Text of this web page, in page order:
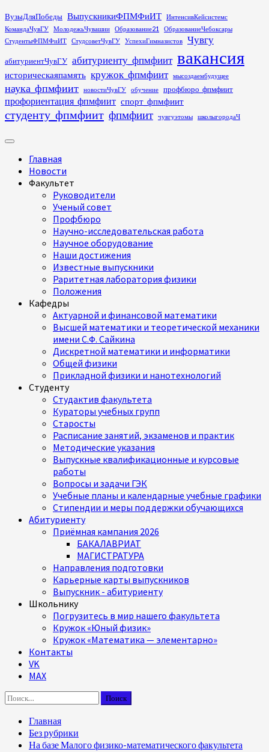
Перейти
к
содержимому
ВузыДляПобеды ВыпускникиФПМФиИТ
ИнтенсивКейсистемс
КомандаЧувГУ
МолодежьЧувашии Образование21
ОбразованиеЧебоксары
СтудентыФПМФиИТ
СтудсоветЧувГУ УспехиГимназистов Чувгу
абитуриентЧувГУ абитуриенту_фпмфиит вакансия
историческаяпамять кружок_фпмфиит мысоздаембудущее
наука_фпмфиит новостиЧувГУ обучение профбюро_фпмфиит
профориентация_фпмфиит спорт_фпмфиит
студенту_фпмфиит фпмфиит чувгуэтомы школыгородаЧ
Основное
Главная
Новости
Факультет
Руководители
Ученый совет
Профбюро
Научно-исследовательская работа
Научное оборудование
Наши достижения
Известные выпускники
Раритетная лаборатория физики
Положения
Кафедры
Актуарной и финансовой математики
Высшей математики и теоретической механики
имени С.Ф. Сайкина
Дискретной математики и информатики
Общей физики
Прикладной физики и нанотехнологий
Студенту
Студактив факультета
Кураторы учебных групп
Старосты
Расписание занятий, экзаменов и практик
Методические указания
Выпускные квалификационные и курсовые
работы
Вопросы и задачи ГЭК
Учебные планы и календарные учебные графики
Стипендии и меры поддержки обучающихся
Абитуриенту
Приёмная кампания 2026
БАКАЛАВРИАТ
МАГИСТРАТУРА
Направления подготовки
Карьерные карты выпускников
Выпускник - абитуриенту
Школьнику
Погрузитесь в мир нашего факультета
Кружок «Юный физик»
Кружок «Математика — элементарно»
Контакты
VK
MAX
Найти:
Главная
Без рубрики
На базе Малого физико-математического факультета